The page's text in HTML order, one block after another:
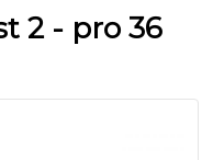
2 - pro 36